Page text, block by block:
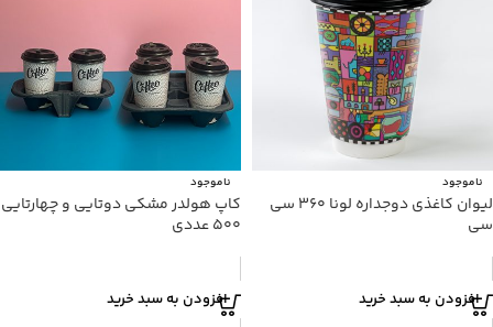
ناموجود
لیوان کاغذی دوجداره لونا ۳۶۰ سی
سی
افزودن به سبد خرید
ناموجود
کاپ هولدر مشکی دوتایی و چهارتایی
۵۰۰ عددی
افزودن به سبد خرید